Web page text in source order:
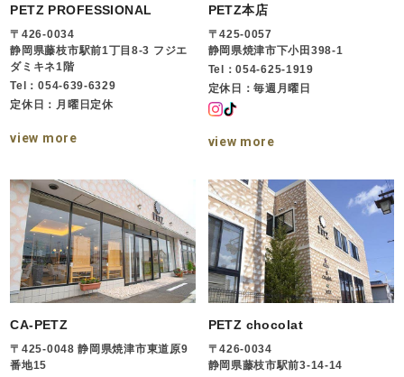
PETZ PROFESSIONAL
〒426-0034
静岡県藤枝市駅前1丁目8-3 フジエ
ダミキネ1階
Tel：054-639-6329
定休日：月曜日定休
view more
PETZ本店
〒425-0057
静岡県焼津市下小田398-1
Tel：054-625-1919
定休日：毎週月曜日
view more
CA-PETZ
〒425-0048 静岡県焼津市東道原9
番地15
PETZ chocolat
〒426-0034
静岡県藤枝市駅前3-14-14